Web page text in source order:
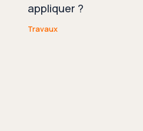
appliquer ?
Travaux